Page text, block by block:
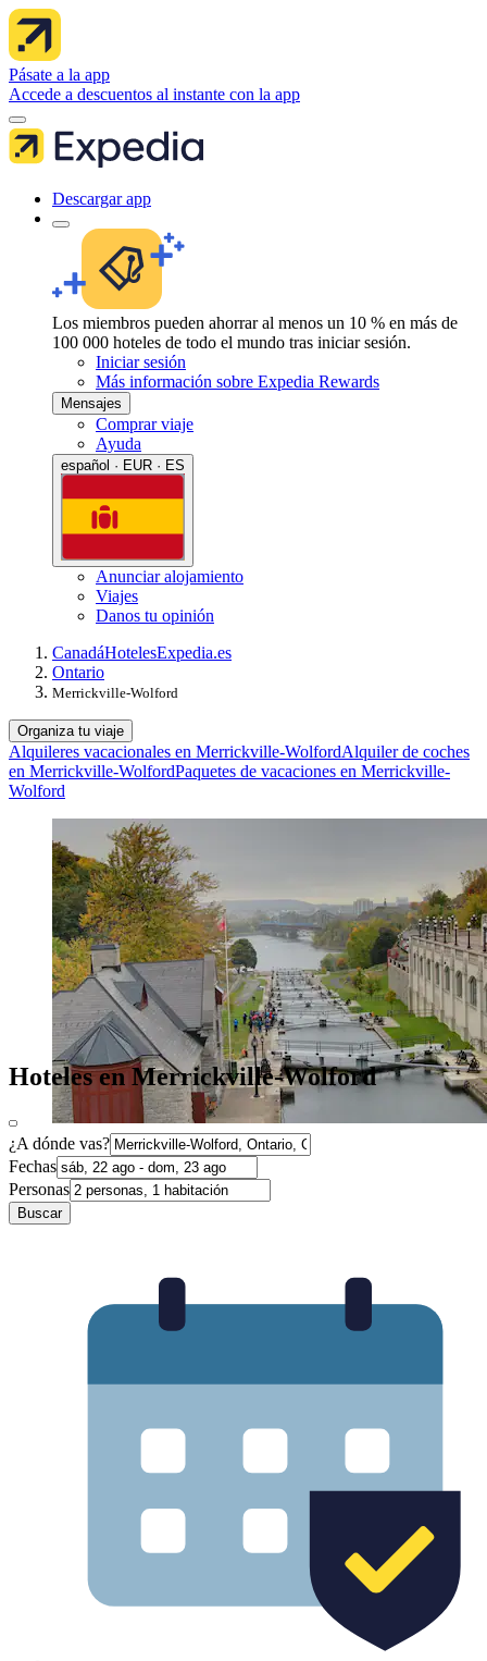
Pásate a la app
Accede a descuentos al instante con la app
Descargar app
Los miembros pueden ahorrar al menos un 10 % en más de
100 000 hoteles de todo el mundo tras iniciar sesión.
Iniciar sesión
Más información sobre Expedia Rewards
Mensajes
Comprar viaje
Ayuda
español · EUR · ES
Anunciar alojamiento
Viajes
Danos tu opinión
CanadáHotelesExpedia.es
Ontario
Merrickville-Wolford
Organiza tu viaje
Alquileres vacacionales en Merrickville-WolfordAlquiler de coches
en Merrickville-WolfordPaquetes de vacaciones en Merrickville-
Wolford
Hoteles en Merrickville-Wolford
¿A dónde vas?
Fechas
Personas
Buscar